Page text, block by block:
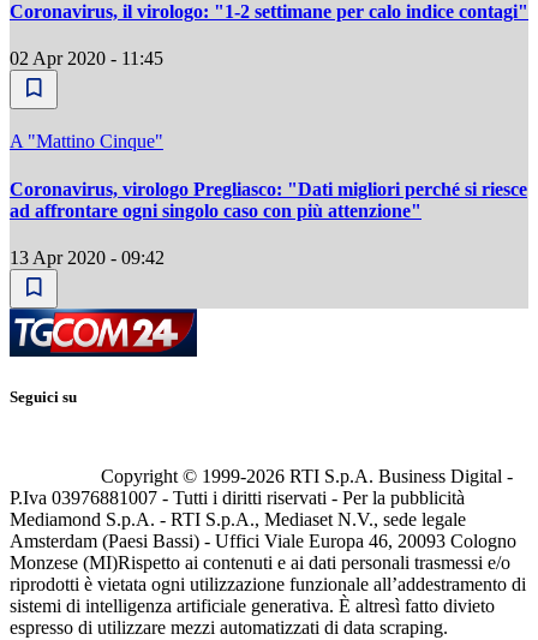
Coronavirus, il virologo: "1-2 settimane per calo indice contagi"
02 Apr 2020 - 11:45
A "Mattino Cinque"
Coronavirus, virologo Pregliasco: "Dati migliori perché si riesce
ad affrontare ogni singolo caso con più attenzione"
13 Apr 2020 - 09:42
Seguici su
Copyright © 1999-2026 RTI S.p.A. Business Digital -
P.Iva 03976881007 - Tutti i diritti riservati - Per la pubblicità
Mediamond S.p.A. - RTI S.p.A., Mediaset N.V., sede legale
Amsterdam (Paesi Bassi) - Uffici Viale Europa 46, 20093 Cologno
Monzese (MI)Rispetto ai contenuti e ai dati personali trasmessi e/o
riprodotti è vietata ogni utilizzazione funzionale all’addestramento di
sistemi di intelligenza artificiale generativa. È altresì fatto divieto
espresso di utilizzare mezzi automatizzati di data scraping.